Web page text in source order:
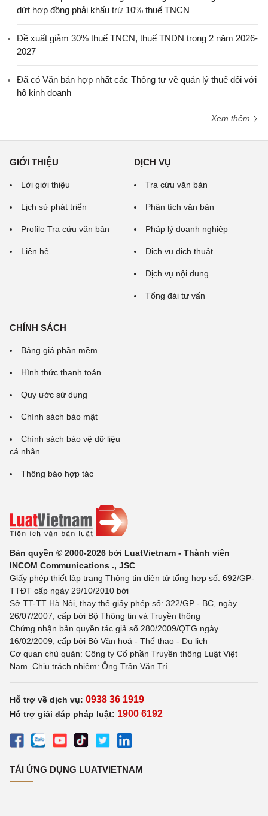
dứt hợp đồng phải khấu trừ 10% thuế TNCN
Đề xuất giảm 30% thuế TNCN, thuế TNDN trong 2 năm 2026-
2027
Đã có Văn bản hợp nhất các Thông tư về quản lý thuế đối với
hộ kinh doanh
Xem thêm
GIỚI THIỆU
Lời giới thiệu
Lịch sử phát triển
Profile Tra cứu văn bản
Liên hệ
DỊCH VỤ
Tra cứu văn bản
Phân tích văn bản
Pháp lý doanh nghiệp
Dịch vụ dịch thuật
Dịch vụ nội dung
Tổng đài tư vấn
CHÍNH SÁCH
Bảng giá phần mềm
Hình thức thanh toán
Quy ước sử dụng
Chính sách bảo mật
Chính sách bảo vệ dữ liệu
cá nhân
Thông báo hợp tác
Bản quyền © 2000-2026 bởi LuatVietnam - Thành viên
INCOM Communications ., JSC
Giấy phép thiết lập trang Thông tin điện tử tổng hợp số: 692/GP-
TTĐT cấp ngày 29/10/2010 bởi
Sở TT-TT Hà Nội, thay thế giấy phép số: 322/GP - BC, ngày
26/07/2007, cấp bởi Bộ Thông tin và Truyền thông
Chứng nhận bản quyền tác giả số 280/2009/QTG ngày
16/02/2009, cấp bởi Bộ Văn hoá - Thể thao - Du lịch
Cơ quan chủ quản: Công ty Cổ phần Truyền thông Luật Việt
Nam. Chịu trách nhiệm: Ông Trần Văn Trí
Hỗ trợ về dịch vụ: 0938 36 1919
Hỗ trợ giải đáp pháp luật: 1900 6192
TẢI ỨNG DỤNG LUATVIETNAM